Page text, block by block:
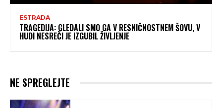
ESTRADA
TRAGEDIJA: GLEDALI SMO GA V RESNIČNOSTNEM ŠOVU, V
HUDI NESREČI JE IZGUBIL ŽIVLJENJE
NE SPREGLEJTE